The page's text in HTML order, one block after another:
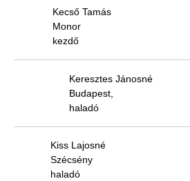
Kecső Tamás
Monor
kezdő
Keresztes Jánosné
Budapest,
haladó
Kiss Lajosné
Szécsény
haladó